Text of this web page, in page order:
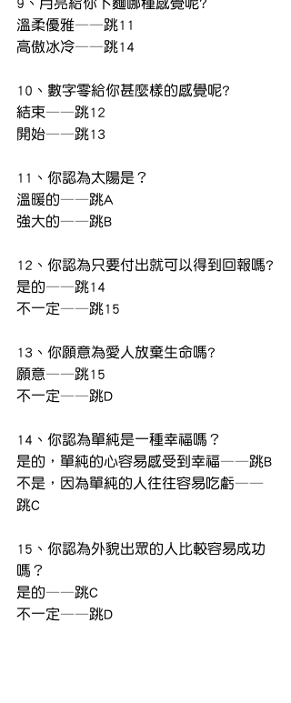
溫柔優雅——跳11
高傲冰冷——跳14
10、數字零給你甚麼樣的感覺呢?
結束——跳12
開始——跳13
11、你認為太陽是？
溫暖的——跳A
強大的——跳B
12、你認為只要付出就可以得到回報嗎?
是的——跳14
不一定——跳15
13、你願意為愛人放棄生命嗎?
願意——跳15
不一定——跳D
14、你認為單純是一種幸福嗎？
是的，單純的心容易感受到幸福——跳B
不是，因為單純的人往往容易吃虧——
跳C
15、你認為外貌出眾的人比較容易成功
嗎？
是的——跳C
不一定——跳D